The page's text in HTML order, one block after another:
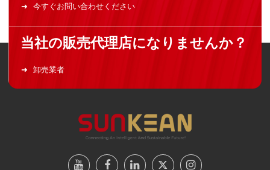
今すぐお問い合わせください
当社の販売代理店になりませんか？
卸売業者